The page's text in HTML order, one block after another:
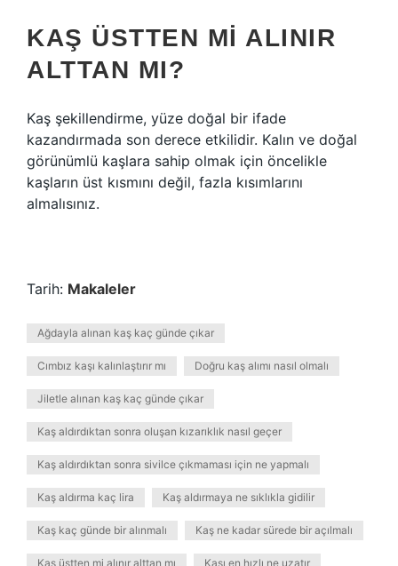
KAŞ ÜSTTEN MI ALINIR
ALTTAN MI?
Kaş şekillendirme, yüze doğal bir ifade
kazandırmada son derece etkilidir. Kalın ve doğal
görünümlü kaşlara sahip olmak için öncelikle
kaşların üst kısmını değil, fazla kısımlarını
almalısınız.
Tarih: Makaleler
Ağdayla alınan kaş kaç günde çıkar
Cımbız kaşı kalınlaştırır mı Doğru kaş alımı nasıl olmalı
Jiletle alınan kaş kaç günde çıkar
Kaş aldırdıktan sonra oluşan kızarıklık nasıl geçer
Kaş aldırdıktan sonra sivilce çıkmaması için ne yapmalı
Kaş aldırma kaç lira Kaş aldırmaya ne sıklıkla gidilir
Kaş kaç günde bir alınmalı Kaş ne kadar sürede bir açılmalı
Kaş üstten mi alınır alttan mı Kaşı en hızlı ne uzatır